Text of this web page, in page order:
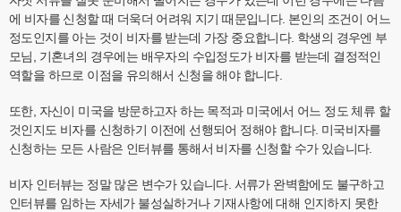
에 비자를 신청할 때 더욱더 어려워 지기 때문입니다. 본인의 조건이 어느
정도인지를 아는 것이 비자를 받는데 가장 중요합니다. 학생의 경우엔 부
모님, 기혼녀의 경우에는 배우자의 수입정도가 비자를 받는데 결정적인
역할을 하므로 이점을 유의해서 신청을 해야 합니다.
또한, 자신이 미국을 방문하고자 하는 목적과 미국에서 어느 정도 체류 할
것인지도 비자를 신청하기 이전에 선행되어 정해야 합니다. 미국비자를
신청하는 모든 사람은 인터뷰를 통해서 비자를 신청할 수가 있습니다.
비자 인터뷰는 정말 많은 변수가 있습니다. 서류가 완벽함에도 불구하고
인터뷰를 임하는 자세가 불성실하거나 기재사항에 대해 인지하지 못한